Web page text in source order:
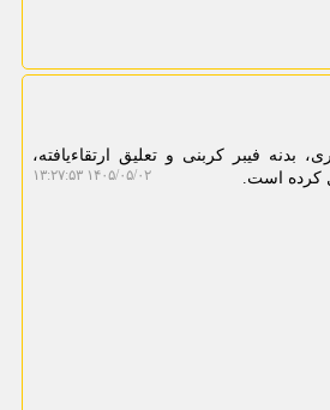
رضوانی دون با پیشرانه 800 اسب بخاری، بدنه فیبر کربنی و تعلیق ارتقاءیافته،
کرده است.
۱۴۰۵/۰۵/۰۲ ۱۳:۲۷:۵۳